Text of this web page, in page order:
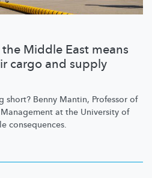
Middle East means
cargo and supply
short? Benny Mantin, Professor of
at the University of
consequences.